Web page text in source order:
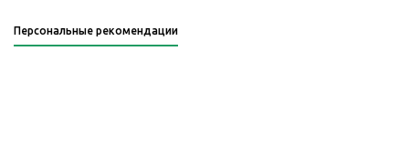
Персональные рекомендации